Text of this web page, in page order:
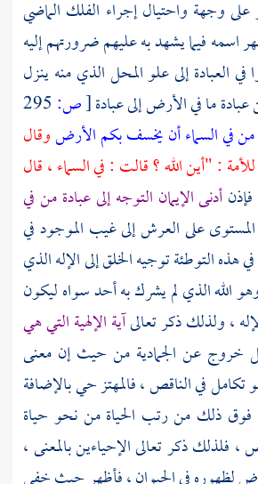
على وجهة واحتيال إجراء الفلك الماضي
اسمه فيما يشهد به عليهم ضرورتهم إليه
العبادة إلى علو المحل الذي منه ينزل
ما في الأرض إلى عبادة[ص: 295
من في السماء أن يخسف بكم الأرضوقال
: "أين الله ؟ قالت : في السماء ، قال
فإذنأدنى الإيمان التوجه إلى عبادة من في
المستوى على العرش إلى غيب الموجود في
هذه التوطئة توجيه الخلق إلى الإله الذي
الله الذي لم يشرك به أحد سواه ليكون
، ولذلك ذكر تعالىآية الإلهية التي هي
خروج عن الجمادية من حيث إن معنى
هو تكامل في الناقص ، فالمهتز حي بالإضافة
ما فوق ذلك من رتب الحياة من نحو حياة
فلذلك ذكر تعالى الإحياءين بالمعنى ،